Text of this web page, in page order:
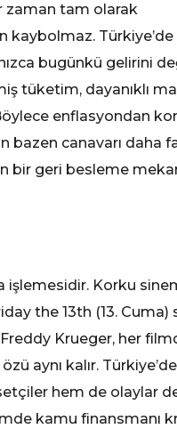
zaman tam olarak
kaybolmaz.
bugünkü gelirini
tüketim, dayanıklı
enflasyondan
bazen canavarı daha
bir geri besleme
Korku
the 13th (13. Cuma)
Krueger, her
aynı kalır.
hem de olaylar
kamu finansmanı